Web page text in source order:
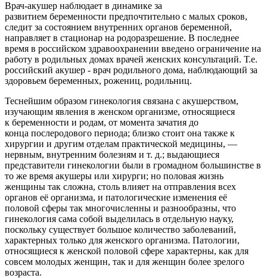
Врач-акушер наблюдает в динамике за
развитием беременности предпочтительно с малых сроков,
следит за состоянием внутренних органов беременной,
направляет в стационар на родоразрешение. В последнее
время в российском здравоохранении введено ограничение на
работу в родильных домах врачей женских консультаций. Т.е.
российский акушер - врач родильного дома, наблюдающий за
здоровьем беременных, рожениц, родильниц.
Теснейшим образом гинекология связана с акушерством,
изучающим явления в женском организме, относящиеся
к беременности и родам, от момента зачатия до
конца послеродового периода; близко стоит она также к
хирургии и другим отделам практической медицины, —
нервным, внутренним болезням и т. д.; выдающиеся
представители гинекологии были в громадном большинстве в
то же время акушеры или хирурги; но половая жизнь
женщины так сложна, столь влияет на отправления всех
органов её организма, и патологические изменения её
половой сферы так многочисленны и разнообразны, что
гинекология сама собой выделилась в отдельную науку,
поскольку существует большое количество заболеваний,
характерных только для женского организма. Патологии,
относящиеся к женской половой сфере характерны, как для
совсем молодых женщин, так и для женщин более зрелого
возраста.